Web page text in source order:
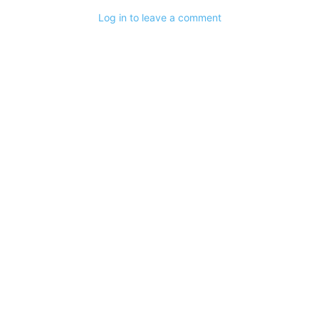
Log in to leave a comment